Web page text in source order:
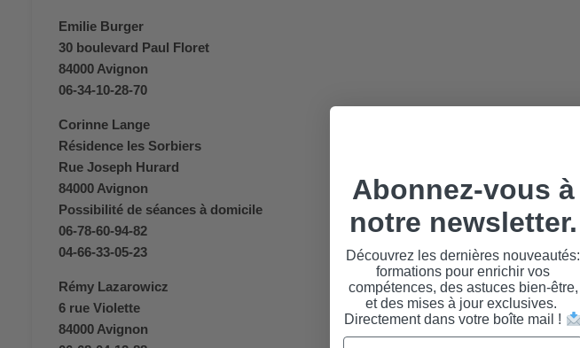
Emilie Burger
30 boulevard Paul Floret
84000 Avignon
06-34-10-28-70
Corinne Lange
Résidence les Sorbiers
Rue Joseph Hurard
84000 Avignon
Possibilité de séances à domicile
06-78-60-94-82
04-66-33-05-23
Rémy Lazarowicz
6 rue Violette
84000 Avignon
Abonnez-vous à
notre newsletter.
Découvrez les dernières nouveautés:
formations pour enrichir vos
compétences, des astuces bien-être,
et des mises à jour exclusives.
Directement dans votre boîte mail !